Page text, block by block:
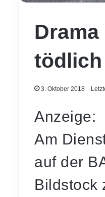
tödlich
3. Oktober 2018
Anzeige:
Am
auf der
Bildstock